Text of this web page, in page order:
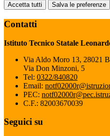
Accetta tutti Salva le preferenze
Contatti
Istituto Tecnico Statale
Via Aldo Moro 13, 28021
Via Don Minzoni, 5
Tel: 0322/840820
Email:
PEC:
C.F.: 82003670039
Seguici su